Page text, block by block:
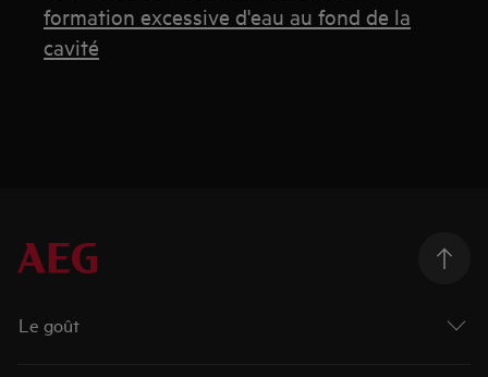
formation excessive d'eau au fond de la
cavité
Le goût